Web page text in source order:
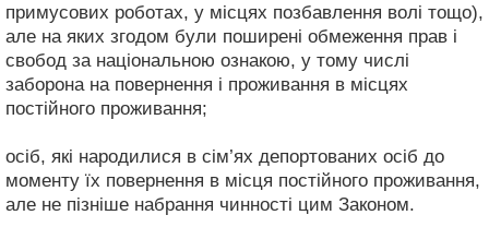
примусових роботах, у місцях позбавлення волі тощо),
але на яких згодом були поширені обмеження прав і
свобод за національною ознакою, у тому числі
заборона на повернення і проживання в місцях
постійного проживання;
осіб, які народилися в сім’ях депортованих осіб до
моменту їх повернення в місця постійного проживання,
але не пізніше набрання чинності цим Законом.